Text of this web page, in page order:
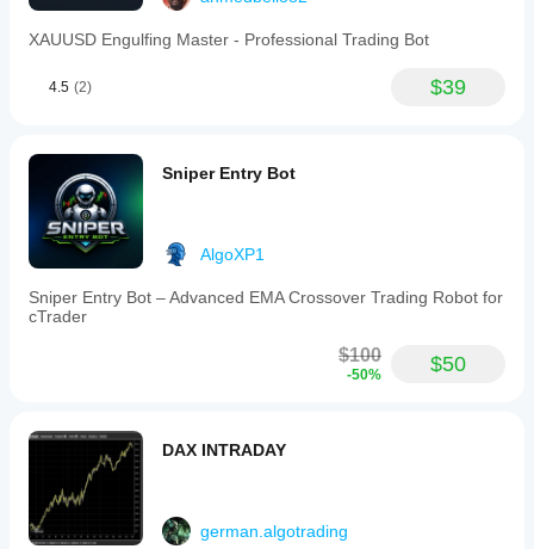
pada syarat
broker,
kualiti
persekitaran
anda sendiri
membantu
anda
memahami
prestasi bot
tersebut
dalam
XAUUSD Engulfing Master - Professional Trading Bot
4.5 (2) $39
Sniper Entry Bot
AlgoXP1
Sniper Entry Bot – Advanced EMA Crossover Trading Robot for
cTrader
$100
-50% $50
DAX INTRADAY
german.algotrading